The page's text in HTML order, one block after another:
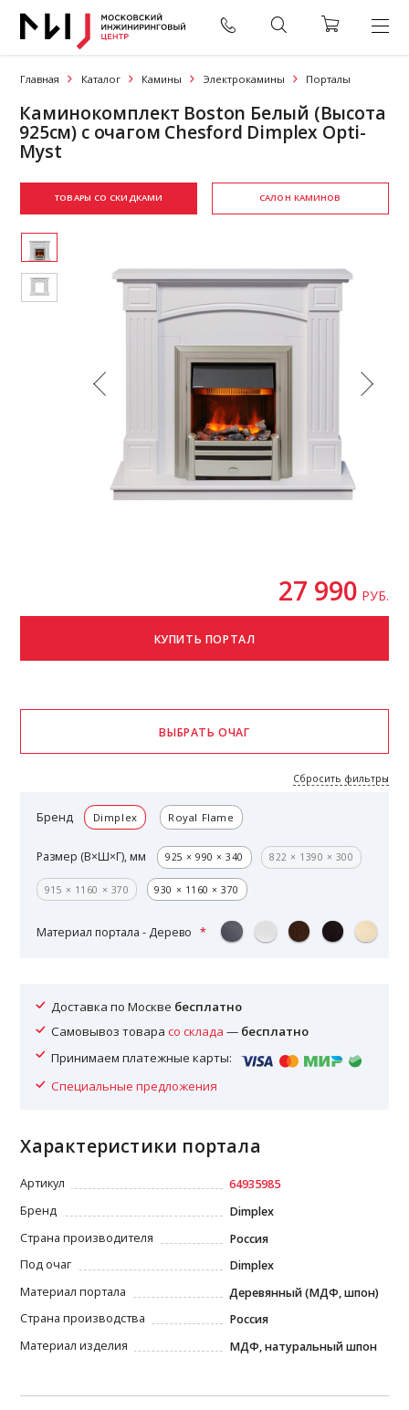
Главная Каталог Камины Электрокамины Порталы
Каминокомплект Boston Белый (Высота
925см) с очагом Chesford Dimplex Opti-
Myst
ТОВАРЫ СО СКИДКАМИ САЛОН КАМИНОВ
27 990 РУБ.
Бренд Dimplex Royal Flame
Размер (В×Ш×Г), мм 925 × 990 × 340 822 × 1390 × 300
915 × 1160 × 370 930 × 1160 × 370
Материал портала - Дерево
Сбросить фильтры
Доставка по Москве бесплатно
Самовывоз товарасо склада — бесплатно
Принимаем платежные карты:
Специальные предложения
Характеристики портала
Артикул
64935985
Бренд
Dimplex
Страна производителя
Россия
Под очаг
Dimplex
Материал портала
Деревянный (МДФ, шпон)
Страна производства
Россия
Материал изделия
МДФ, натуральный шпон